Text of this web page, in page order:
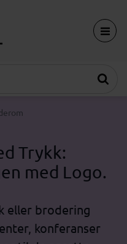
Trykk:
med Logo.
eller brodering
konferanser